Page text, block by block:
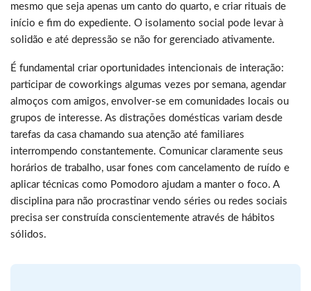
mesmo que seja apenas um canto do quarto, e criar rituais de
início e fim do expediente. O isolamento social pode levar à
solidão e até depressão se não for gerenciado ativamente.
É fundamental criar oportunidades intencionais de interação:
participar de coworkings algumas vezes por semana, agendar
almoços com amigos, envolver-se em comunidades locais ou
grupos de interesse. As distrações domésticas variam desde
tarefas da casa chamando sua atenção até familiares
interrompendo constantemente. Comunicar claramente seus
horários de trabalho, usar fones com cancelamento de ruído e
aplicar técnicas como Pomodoro ajudam a manter o foco. A
disciplina para não procrastinar vendo séries ou redes sociais
precisa ser construída conscientemente através de hábitos
sólidos.